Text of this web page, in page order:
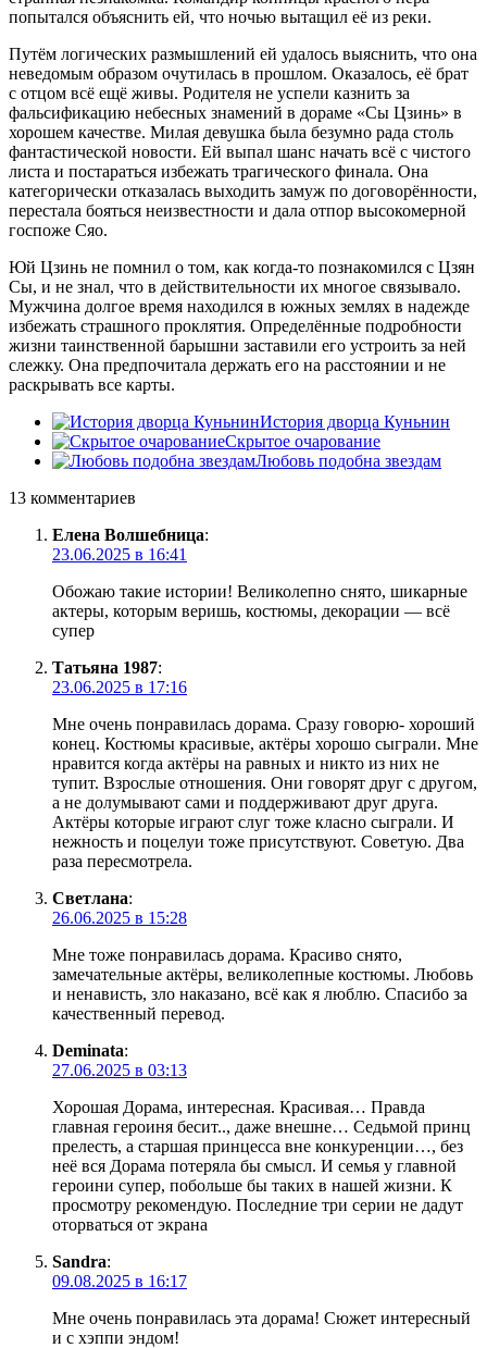
попытался объяснить ей, что ночью вытащил её из реки.
Путём логических размышлений ей удалось выяснить, что она
неведомым образом очутилась в прошлом. Оказалось, её брат
с отцом всё ещё живы. Родителя не успели казнить за
фальсификацию небесных знамений в дораме «Сы Цзинь» в
хорошем качестве. Милая девушка была безумно рада столь
фантастической новости. Ей выпал шанс начать всё с чистого
листа и постараться избежать трагического финала. Она
категорически отказалась выходить замуж по договорённости,
перестала бояться неизвестности и дала отпор высокомерной
госпоже Сяо.
Юй Цзинь не помнил о том, как когда-то познакомился с Цзян
Сы, и не знал, что в действительности их многое связывало.
Мужчина долгое время находился в южных землях в надежде
избежать страшного проклятия. Определённые подробности
жизни таинственной барышни заставили его устроить за ней
слежку. Она предпочитала держать его на расстоянии и не
раскрывать все карты.
История дворца Куньнин
Скрытое очарование
Любовь подобна звездам
13 комментариев
Елена Волшебница:
23.06.2025 в 16:41
Обожаю такие истории! Великолепно снято, шикарные
актеры, которым веришь, костюмы, декорации — всё
супер
Татьяна 1987:
23.06.2025 в 17:16
Мне очень понравилась дорама. Сразу говорю- хороший
конец. Костюмы красивые, актёры хорошо сыграли. Мне
нравится когда актёры на равных и никто из них не
тупит. Взрослые отношения. Они говорят друг с другом,
а не долумывают сами и поддерживают друг друга.
Актёры которые играют слуг тоже класно сыграли. И
нежность и поцелуи тоже присутствуют. Советую. Два
раза пересмотрела.
Светлана:
26.06.2025 в 15:28
Мне тоже понравилась дорама. Красиво снято,
замечательные актёры, великолепные костюмы. Любовь
и ненависть, зло наказано, всё как я люблю. Спасибо за
качественный перевод.
Deminata:
27.06.2025 в 03:13
Хорошая Дорама, интересная. Красивая… Правда
главная героиня бесит.., даже внешне… Седьмой принц
прелесть, а старшая принцесса вне конкуренции…, без
неё вся Дорама потеряла бы смысл. И семья у главной
героини супер, побольше бы таких в нашей жизни. К
просмотру рекомендую. Последние три серии не дадут
оторваться от экрана
Sandra:
09.08.2025 в 16:17
Мне очень понравилась эта дорама! Сюжет интересный
и с хэппи эндом!